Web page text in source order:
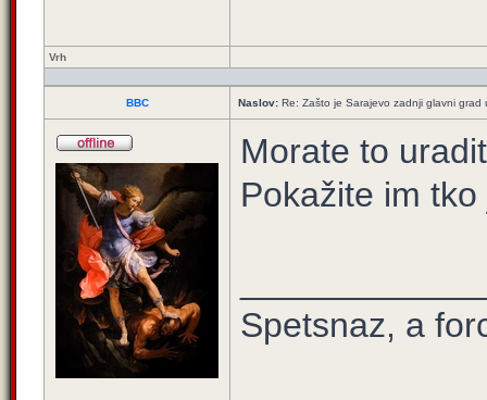
Vrh
BBC Naslov: Re: Zašto je Sarajevo zadnji glavni
Morate to
Pokažite im
Spetsnaz, a